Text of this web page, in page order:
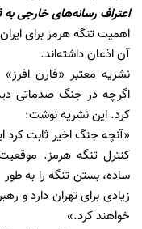
اعتراف رسانه‌های خارجی به
اهمیت تنگه هرمز برای
آن اذعان داشته‌اند.
نشریه معتبر «فارن
اگرچه در جنگ صدماتی
کرد. این نشریه نوشت:
«آنچه جنگ اخیر ثابت کرد
کنترل تنگه هرمز. موقعیت
ساده، بستن تنگه را به
زیادی برای تهران دارد و
خواهند کرد.»